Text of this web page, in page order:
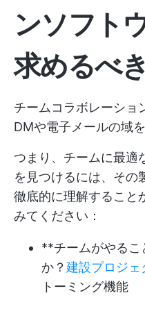
ンソフト
求めるべ
チームコラボレーショ
DMや電子メールの域
つまり、チームに最適
を見つけるには、その
徹底的に理解すること
みてください：
**チームがやるこ
か？ 建設プロジェ
トーミング機能